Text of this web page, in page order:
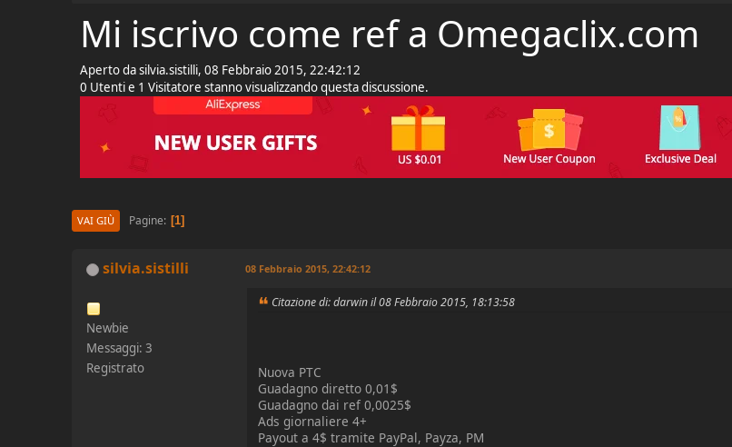
Mi iscrivo come ref a Omegaclix.com
Aperto da silvia.sistilli, 08 Febbraio 2015, 22:42:12
0 Utenti e 1 Visitatore stanno visualizzando questa discussione.
VAI GIÙ Pagine 1
silvia.sistilli
Newbie
Messaggi: 3
Registrato
08 Febbraio 2015, 22:42:12
Citazione di: darwin il 08 Febbraio 2015, 18:13:58
Nuova PTC
Guadagno diretto 0,01$
Guadagno dai ref 0,0025$
Ads giornaliere 4+
Payout a 4$ tramite PayPal, Payza, PM